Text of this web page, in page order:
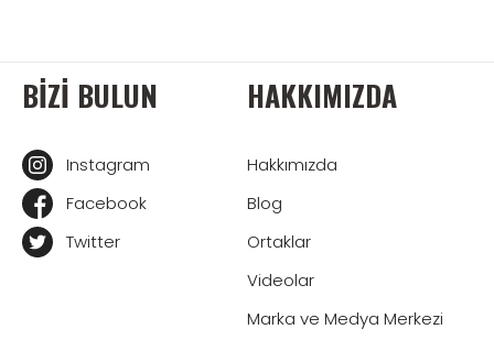
BIZI BULUN
Instagram
Facebook
Twitter
HAKKIMIZDA
Hakkımızda
Blog
Ortaklar
Videolar
Marka ve Medya Merkezi